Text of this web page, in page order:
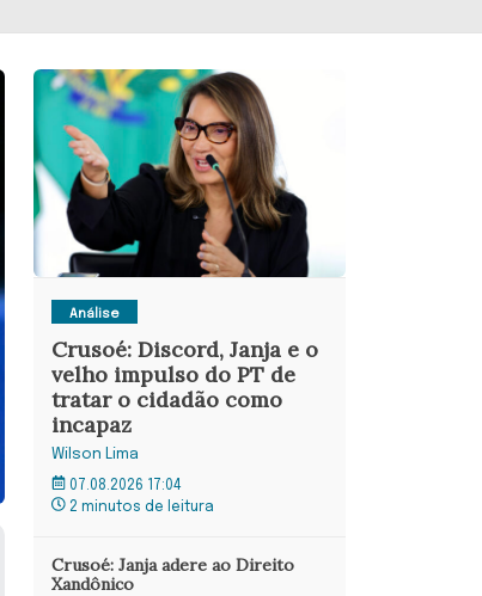
Análise
Crusoé: Discord, Janja e o
velho impulso do PT de
tratar o cidadão como
incapaz
Wilson Lima
07.08.2026 17:04
2 minutos de leitura
Crusoé: Janja adere ao Direito
Xandônico